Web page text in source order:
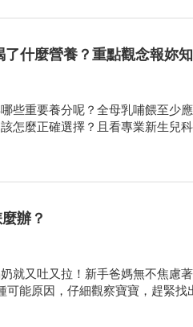
什麼營養？重點觀念報妳知
些重要養分呢？全母乳哺餵至少
怎麼正確選擇？且看專業新生兒科
辦？
就又吐又拉！新手爸媽無不焦慮
能原因，仔細觀察寶寶，趕緊找